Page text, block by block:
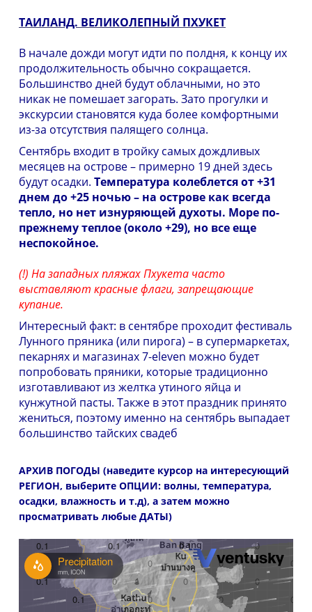
ТАИЛАНД. ВЕЛИКОЛЕПНЫЙ ПХУКЕТ
В начале дожди могут идти по полдня, к концу их
продолжительность обычно сокращается.
Большинство дней будут облачными, но это
никак не помешает загорать. Зато прогулки и
экскурсии становятся куда более комфортными
из-за отсутствия палящего солнца.
Сентябрь входит в тройку самых дождливых
месяцев на острове – примерно 19 дней здесь
будут осадки. Температура колеблется от +31
днем до +25 ночью – на острове как всегда
тепло, но нет изнуряющей духоты. Море по-
прежнему теплое (около +29), но все еще
неспокойное.
(!) На западных пляжах Пхукета часто
выставляют красные флаги, запрещающие
купание.
Интересный факт: в сентябре проходит фестиваль
Лунного пряника (или пирога) – в супермаркетах,
пекарнях и магазинах 7-eleven можно будет
попробовать пряники, которые традиционно
изготавливают из желтка утиного яйца и
кунжутной пасты. Также в этот праздник принято
жениться, поэтому именно на сентябрь выпадает
большинство тайских свадеб
АРХИВ ПОГОДЫ (наведите курсор на интересующий
РЕГИОН, выберите ОПЦИИ: волны, температура,
осадки, влажность и т.д), а затем можно
просматривать любые ДАТЫ)